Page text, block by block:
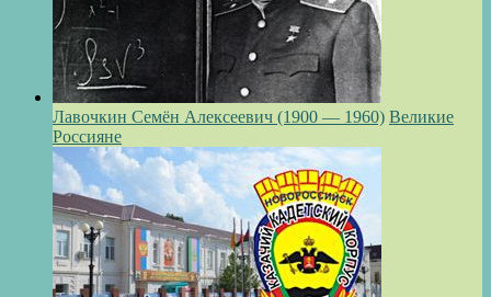
Лавочкин Семён Алексеевич (1900 — 1960) Великие
Россияне